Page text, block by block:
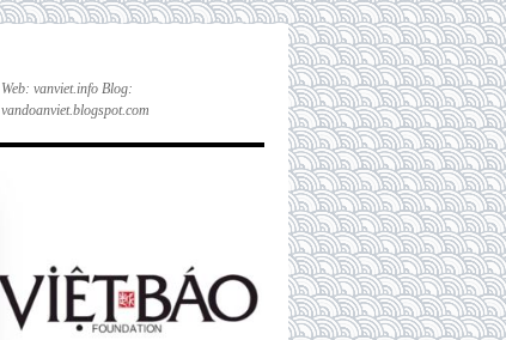
Web: vanviet.info Blog:
vandoanviet.blogspot.com